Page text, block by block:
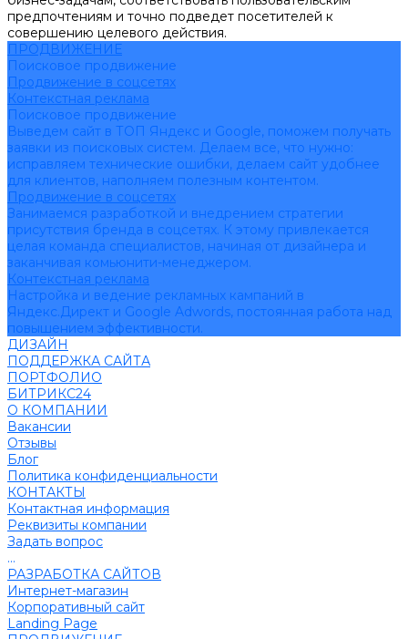
предпочтениям и точно подведет посетителей к
совершению целевого действия.
ПРОДВИЖЕНИЕ
Поисковое продвижение
Продвижение в соцсетях
Контекстная реклама
Поисковое продвижение
Выведем сайт в ТОП Яндекс и Google, поможем получать
заявки из поисковых систем. Делаем все, что нужно:
исправляем технические ошибки, делаем сайт удобнее
для клиентов, наполняем полезным контентом.
Продвижение в соцсетях
Занимаемся разработкой и внедрением стратегии
присутствия бренда в соцсетях. К этому привлекается
целая команда специалистов, начиная от дизайнера и
заканчивая комьюнити-менеджером.
Контекстная реклама
Настройка и ведение рекламных кампаний в
Яндекс.Директ и Google Adwords, постоянная работа над
повышением эффективности.
ДИЗАЙН
ПОДДЕРЖКА САЙТА
ПОРТФОЛИО
БИТРИКС24
О КОМПАНИИ
Вакансии
Отзывы
Блог
Политика конфиденциальности
КОНТАКТЫ
Контактная информация
Реквизиты компании
Задать вопрос
...
РАЗРАБОТКА САЙТОВ
Интернет-магазин
Корпоративный сайт
Landing Page